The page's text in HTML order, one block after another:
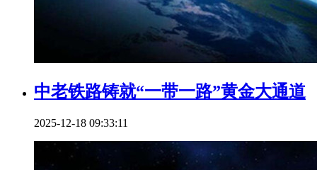
中老铁路铸就“一带一路”黄金大通道
2025-12-18 09:33:11